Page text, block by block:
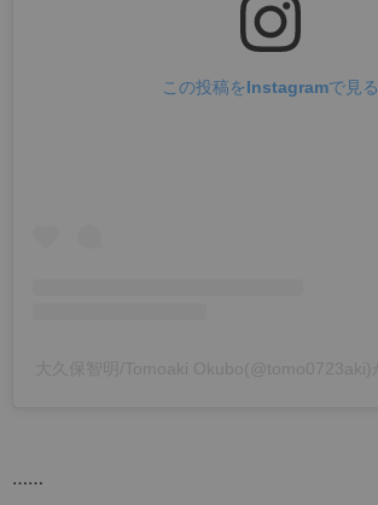
この投稿をInstagramで見る
……